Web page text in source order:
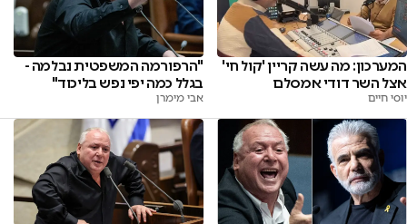
המערכון: מה עשה קריין 'קול חי'
אצל השר דודי אמסלם
יוסי חיים
"הרפורמה המשפטית נבלמה -
בגלל כמה יפי נפש בליכוד"
אבי מימרן